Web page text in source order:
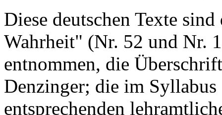
Diese deutschen Texte
Wahrheit" (Nr. 52 und Nr.
entnommen, die
Denzinger; die im Syllabus
entsprechenden